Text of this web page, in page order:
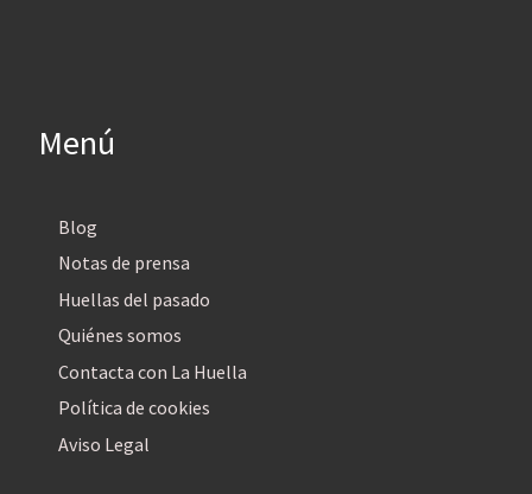
Menú
Blog
Notas de prensa
Huellas del pasado
Quiénes somos
Contacta con La Huella
Política de cookies
Aviso Legal